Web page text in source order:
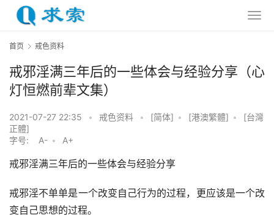
首页 戒色资料
戒邪淫满三年后的一些体会与经验分享（心
灯恒燃前辈文集）
2021-07-27 22:35 • 戒色资料 • [简体] • [港澳繁體] •
[台灣
正體]
字号:
A- • A+
戒邪淫满三年后的一些体会与经验分享
戒邪淫不单单是一个改变自己行为的过程，更应该是一个改
变自己思想的过程。